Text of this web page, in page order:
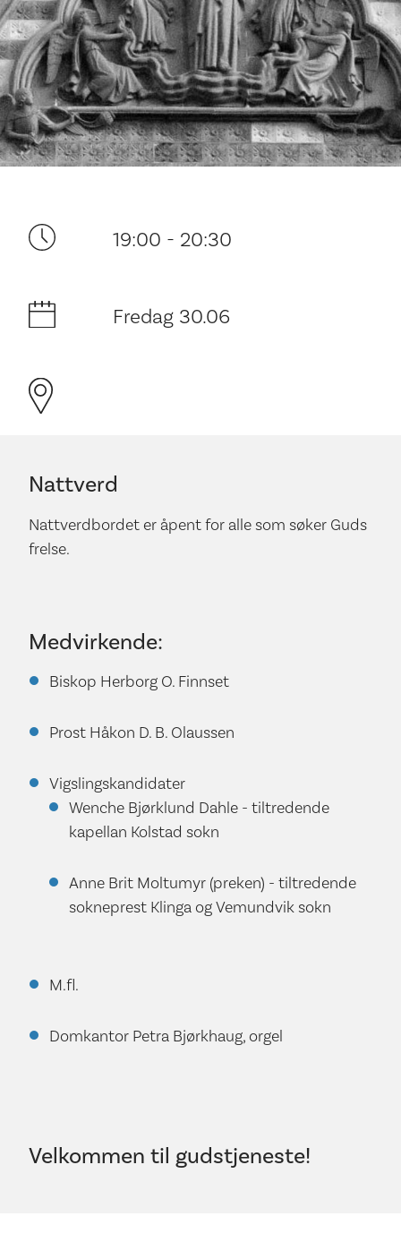
Ditt besøk
19:00 - 20:30
Fredag 30.06
Nattverd
Nattverdbordet er åpent for alle som søker Guds
frelse.
Medvirkende:
Biskop Herborg O. Finnset
Prost Håkon D. B. Olaussen
Vigslingskandidater
Wenche Bjørklund Dahle - tiltredende
kapellan Kolstad sokn
Anne Brit Moltumyr (preken) - tiltredende
sokneprest Klinga og Vemundvik sokn
M.fl.
Domkantor Petra Bjørkhaug, orgel
Velkommen til gudstjeneste!